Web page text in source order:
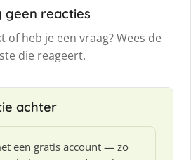
geen reacties
of heb je een vraag? Wees de
die reageert.
achter
een gratis account — zo